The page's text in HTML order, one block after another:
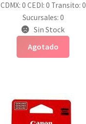
CDMX: 0 CEDI: 0 Transito: 0
Sucursales: 0
Sin Stock
Agotado